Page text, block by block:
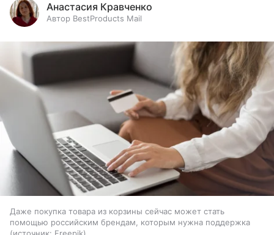
Анастасия Кравченко
Автор BestProducts Mail
Даже покупка товара из корзины сейчас может стать
помощью российским брендам, которым нужна поддержка